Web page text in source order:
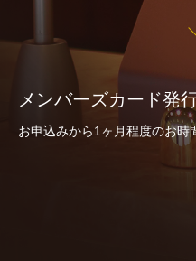
メンバーズカード発
お申込みから1ヶ月程度のお時